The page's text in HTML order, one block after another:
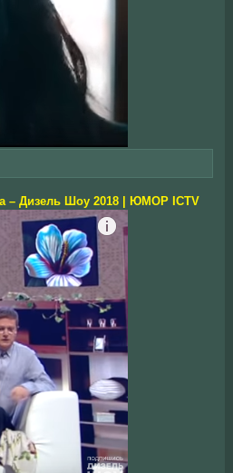
– Дизель Шоу 2018 | ЮМОР ICTV